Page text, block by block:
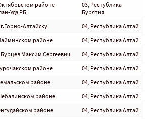
районе
Удэ РБ
03, Республика
Бурятия
Алтайску
04, Республика Алтай
районе
04, Республика Алтай
Максим Сергеевич
04, Республика Алтай
районе
04, Республика Алтай
районе
04, Республика Алтай
районе
04, Республика Алтай
районе
04, Республика Алтай